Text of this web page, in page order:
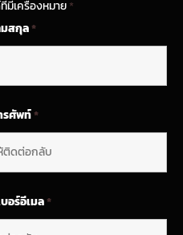
เครื่องหมาย*
สกุล*
รศัพท์*
อร์อีเมล*